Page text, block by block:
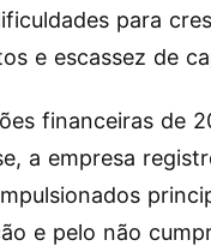
para
e escassez de
financeiras de
a empresa
e pelo não